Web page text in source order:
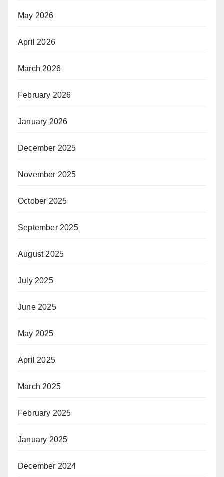
May 2026
April 2026
March 2026
February 2026
January 2026
December 2025
November 2025
October 2025
September 2025
August 2025
July 2025
June 2025
May 2025
April 2025
March 2025
February 2025
January 2025
December 2024